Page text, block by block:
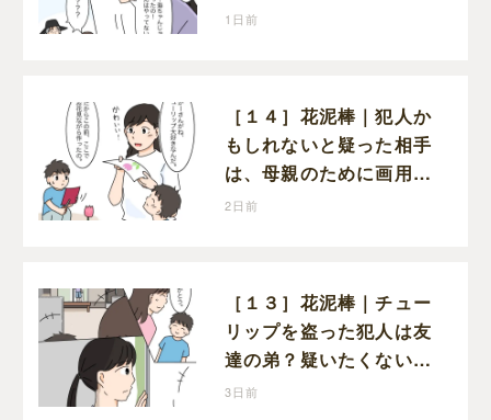
に自分が犯人だと名乗り
1日前
［１４］花泥棒｜犯人か
もしれないと疑った相手
は、母親のために画用紙
でチューリップを作って
2日前
［１３］花泥棒｜チュー
リップを盗った犯人は友
達の弟？疑いたくない気
持ちと真実の間でひとり
3日前